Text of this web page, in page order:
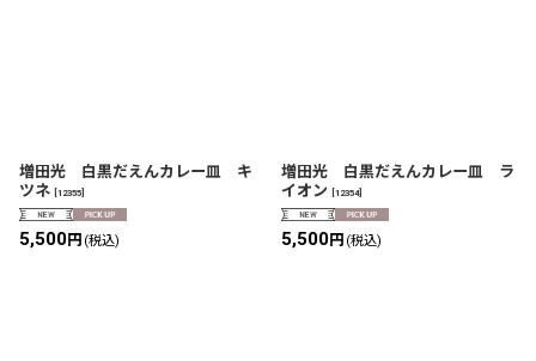
増田光 白黒だえんカレー皿 キ
ツネ
12355
5,500円 (税込)
増田光 白黒だえんカレー皿 ラ
イオン
12354]
5,500円 (税込)